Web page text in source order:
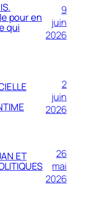
pour en
qui
9
juin
2026
2
juin
2026
ET
26
mai
2026